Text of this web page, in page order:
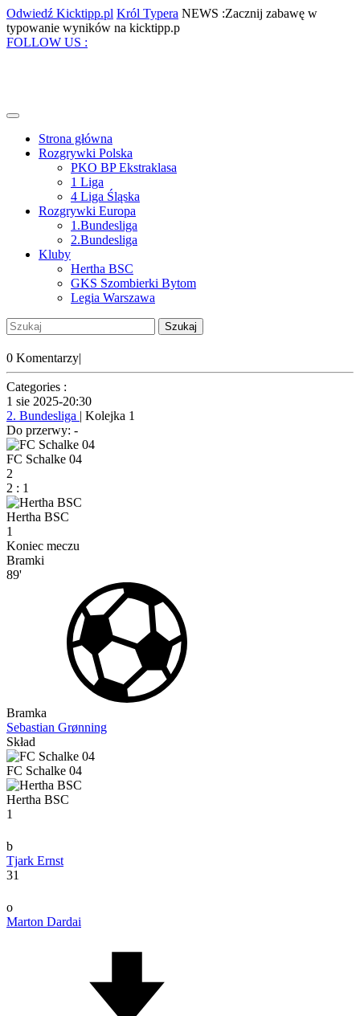
Skip
to
content
Odwiedź Kicktipp.pl Odwiedź
Kicktipp.pl
Król Typera Król
Typera
NEWS :Zacznij zabawę w
typowanie wyników na kicktipp.pZacznij
FOLLOW US :
Open
Strona główna
Rozgrywki Polska
PKO BP Ekstraklasa
1 Liga
4 Liga Śląska
Rozgrywki Europa
1.Bundesliga
2.Bundesliga
Kluby
Hertha BSC
GKS Szombierki Bytom
Legia Warszawa
Close
Menu
Szukaj:
Account
0 Komentarzy|
Categories :
1 sie 2025-20:30
2. Bundesliga | Kolejka 1
Do przerwy: -
FC Schalke 04
2
2 : 1
Hertha BSC
1
Koniec meczu
Bramki
89'
Bramka
Sebastian Grønning
Skład
FC Schalke 04
Hertha BSC
1
b
Tjark Ernst
31
o
Marton Dardai